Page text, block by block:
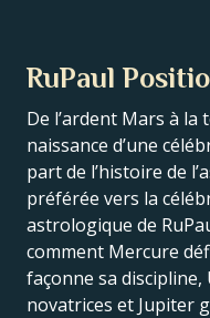
RuPaul
De l’ardent Mars à la
naissance d’une
part de l’histoire de
préférée vers la
astrologique de
comment Mercure
façonne sa discipline,
novatrices et Jupiter